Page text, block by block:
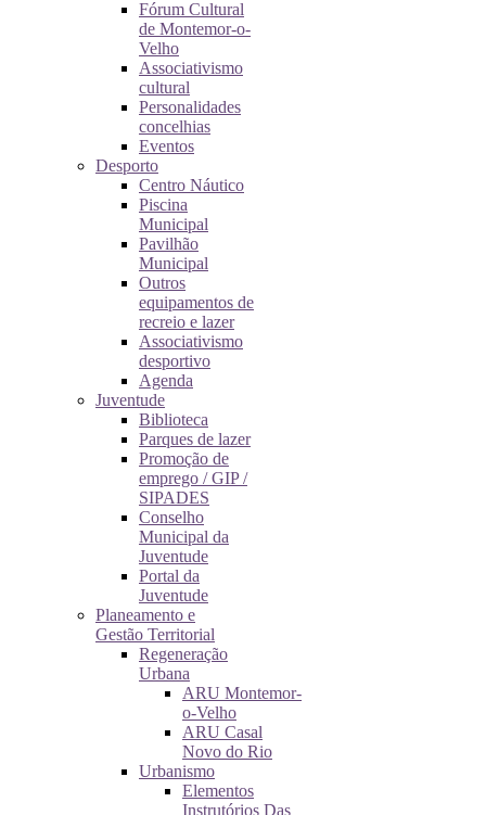
Fórum Cultural
de Montemor-o-
Velho
Associativismo
cultural
Personalidades
concelhias
Eventos
Desporto
Centro Náutico
Piscina
Municipal
Pavilhão
Municipal
Outros
equipamentos de
recreio e lazer
Associativismo
desportivo
Agenda
Juventude
Biblioteca
Parques de lazer
Promoção de
emprego / GIP /
SIPADES
Conselho
Municipal da
Juventude
Portal da
Juventude
Planeamento e
Gestão Territorial
Regeneração
Urbana
ARU Montemor-
o-Velho
ARU Casal
Novo do Rio
Urbanismo
Elementos
Instrutórios Das